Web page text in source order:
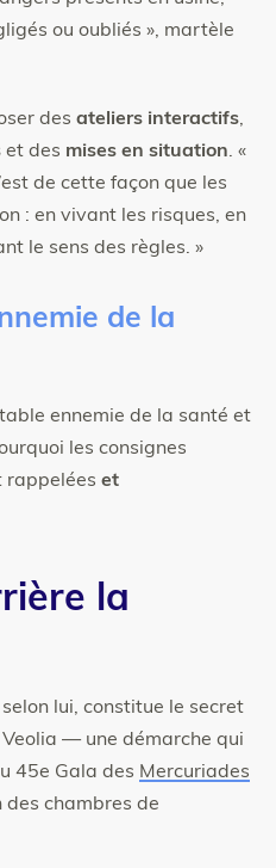
ou oubliés », martèle
des ateliers interactifs,
et des mises en situation. «
de cette façon que les
: en vivant les risques, en
le sens des règles. »
de la
ennemie de la santé et
les consignes
rappelées et
la
lui, constitue le secret
— une démarche qui
45e Gala des Mercuriades
chambres de